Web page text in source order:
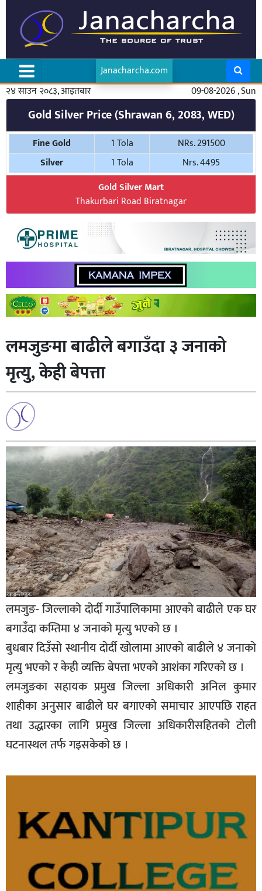
Janacharcha.com
२४ साउन २०८३, आइतबार
09-08-2026 , Sun
Gold Silver Price (Shrawan 6, 2083, WED)
Fine Gold 1 Tola
NRs. 291500
Silver
1 Tola
Nrs. 4495
Gold Silver Mart
Thakurbari Road Biratnagar
लमजुङमा बाढीले बगाउँदा ३ जनाको
मृत्यु, केही बेपत्ता
लमजुङ- जिल्लाको दोर्दी गाउँपालिकामा आएको बाढीले एक घर
बगाउँदा कम्तिमा ४ जनाको मृत्यु भएको छ ।
बुधबार दिउँसो स्थानीय दाेर्दी खोलामा आएको बाढीले ४ जनाको
मृत्यु भएको र केही व्यक्ति बेपत्ता भएको आशंका गरिएको छ ।
लमजुङका सहायक प्रमुख जिल्ला अधिकारी अनिल कुमार
शाहीका अनुसार बाढीले घर बगाएकाे समाचार आएपछि राहत
तथा उद्धारका लागि प्रमुख जिल्ला अधिकारीसहितको टोली
घटनास्थल तर्फ गइसकेको छ ।